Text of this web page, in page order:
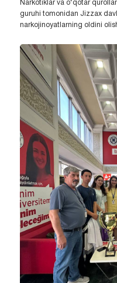
Narkotiklar va o‘qotar
guruhi tomonidan Jizzax
narkojinoyatlarning oldini